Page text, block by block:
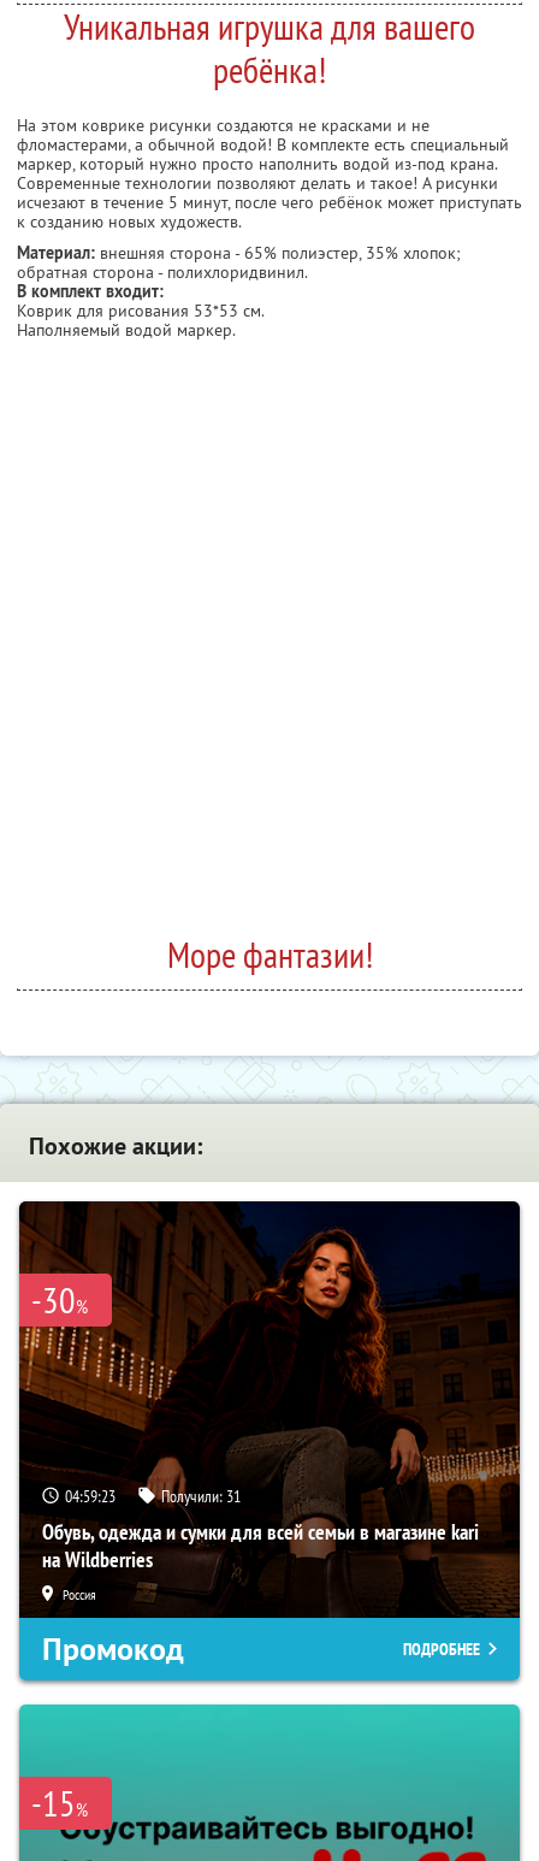
Уникальная игрушка для вашего
ребёнка!
На этом коврике рисунки создаются не красками и не
фломастерами, а обычной водой! В комплекте есть специальный
маркер, который нужно просто наполнить водой из-под крана.
Современные технологии позволяют делать и такое! А рисунки
исчезают в течение 5 минут, после чего ребёнок может приступать
к созданию новых художеств.
Материал: внешняя сторона - 65% полиэстер, 35% хлопок;
обратная сторона - полихлоридвинил.
В комплект входит:
Коврик для рисования 53*53 см.
Наполняемый водой маркер.
Море фантазии!
Похожие акции:
-30%
04:59:22 Получили: 31
Обувь, одежда и сумки для всей семьи в магазине kari
на Wildberries
Россия
Промокод ПОДРОБНЕЕ
-15%